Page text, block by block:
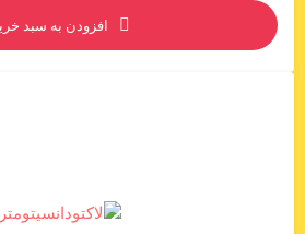
افزودن به سبد خرید